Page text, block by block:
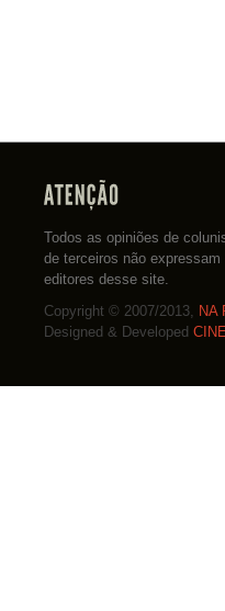
Todos as opiniões de
de terceiros não expressam
editores desse site.
Copyright © 2007/2013, NA
Designed & Developed